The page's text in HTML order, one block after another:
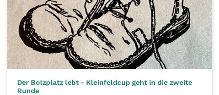
Der Bolzplatz lebt - Kleinfeldcup geht in die zweite
Runde: